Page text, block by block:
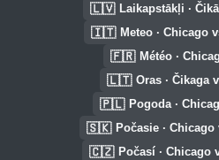
🇱🇻 Laikapstākļi ·
🇮🇹 Meteo · Chicago
🇫🇷 Météo ·
🇱🇹 Oras · Čikaga
🇵🇱 Pogoda ·
🇸🇰 Počasie ·
🇨🇿 Počasí · Chicago